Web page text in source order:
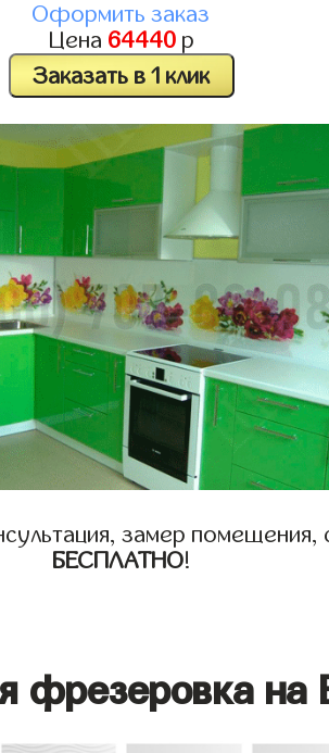
Оформить заказ
Цена 64440р
Заказать в 1 клик
замер помещения,
БЕСПЛАТНО!
фрезеровка